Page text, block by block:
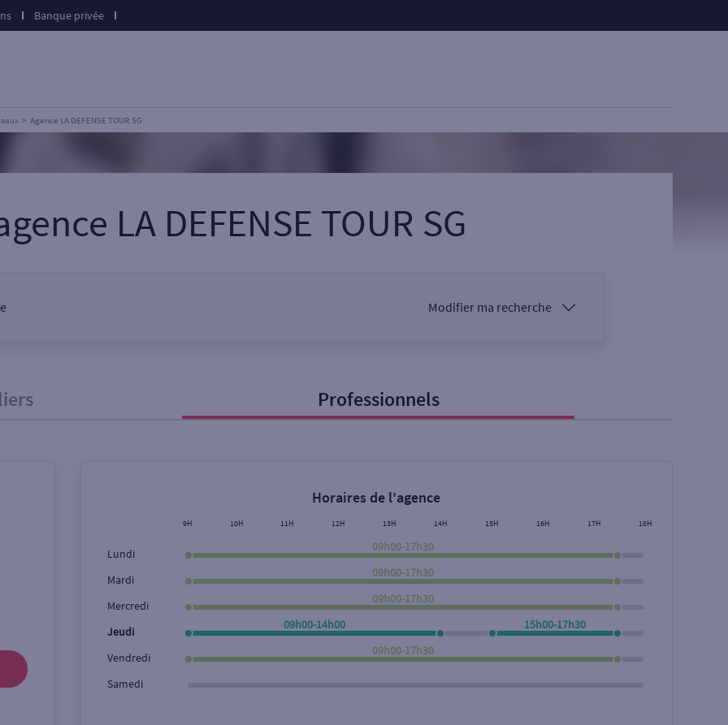
Banque privée
Agence LA DEFENSE TOUR SG
LA DEFENSE TOUR SG
Modifier ma recherche
Ouverte le lundi Coffre-fort
Rue Rechercher
Professionnels
Horaires de l'agence
9H 10H 11H 12H 13H 14H 15H 16H 17H 18H
Lundi
09h00-17h30
Mardi
09h00-17h30
Mercredi
09h00-17h30
Jeudi
09h00-14h00 15h00-17h30
Vendredi
09h00-17h30
Samedi